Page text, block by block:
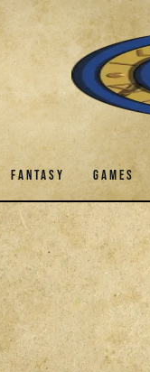
FANTASY GAMES
FANTASY GAMES